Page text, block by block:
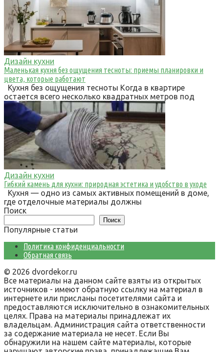
Дизайн кухни
Маленькая кухня без ощущения тесноты: приемы планировки и
цвета, которые работают
Кухня без ощущения тесноты Когда в квартире
остается всего несколько квадратных метров под
Дизайн кухни
Гибкий камень для кухни: природная эстетика и удобство в уходе
Кухня — одно из самых активных помещений в доме,
где отделочные материалы должны
Поиск
Поиск
Популярные статьи
Политика конфиденциальности
Обратная связь
© 2026 dvordekor.ru
Все материалы на данном сайте взяты из открытых
источников - имеют обратную ссылку на материал в
интернете или присланы посетителями сайта и
предоставляются исключительно в ознакомительных
целях. Права на материалы принадлежат их
владельцам. Администрация сайта ответственности
за содержание материала не несет. Если Вы
обнаружили на нашем сайте материалы, которые